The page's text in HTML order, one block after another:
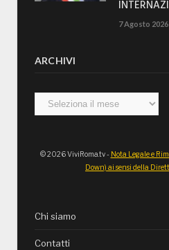
7 Agosto 2026
ARCHIVI
Archivi
© 2026 ViviRoma.tv - Nota Legale e
Down) ai sensi della
Chi siamo
Contatti